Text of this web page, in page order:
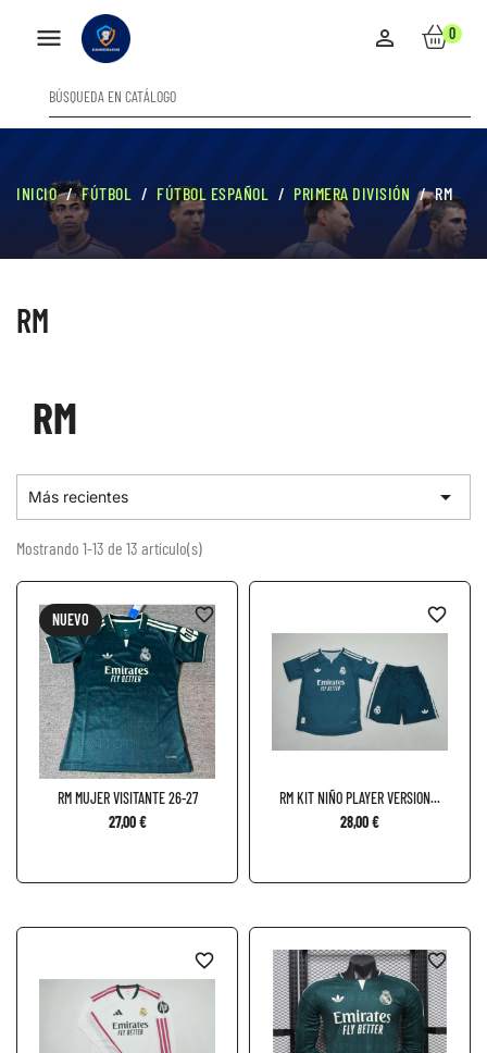
 0

INICIO FÚTBOL FÚTBOL ESPAÑOL PRIMERA DIVISIÓN RM
RM
RM
Más recientes 
Mostrando 1-13 de 13 artículo(s)
RM MUJER VISITANTE 26-27
27,00 €
NUEVO favorite_border
RM KIT NIÑO PLAYER VERSION...
28,00 €
favorite_border
favorite_border favorite_border